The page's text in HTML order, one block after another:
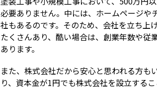
必要ありません。中には、ホームページ
社もあるのです。そのため、会社を立ち上
たくさんあり、酷い場合は、創業年数や
あります。
また、株式会社だから安心と思われる方
り、資本金が1円でも株式会社を設立する